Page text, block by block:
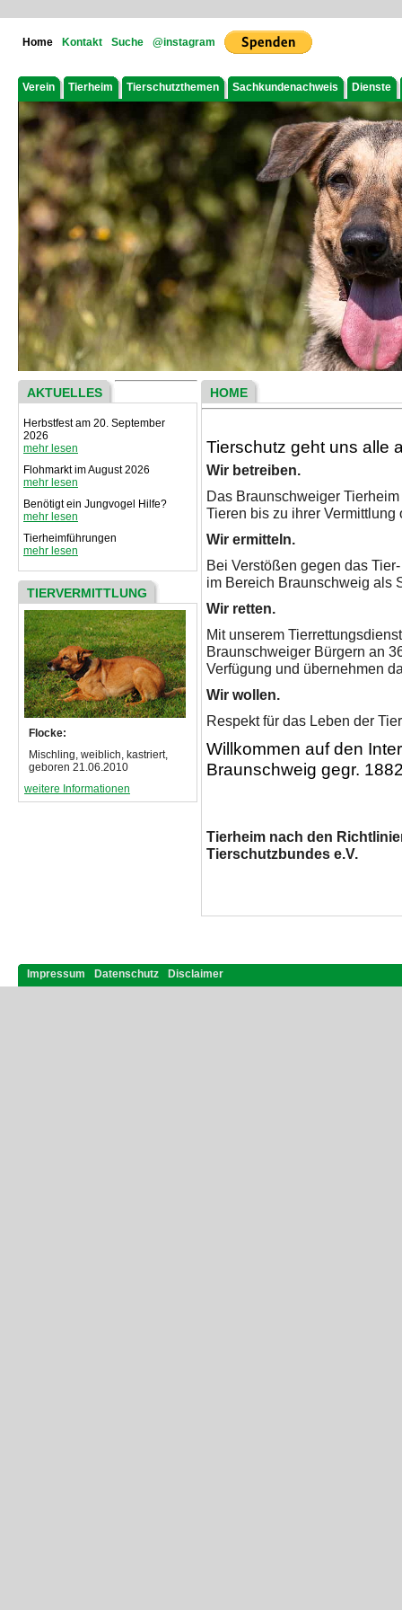
Home Kontakt Suche @instagram
Verein Tierheim Tierschutzthemen Sachkundenachweis Dienste
AKTUELLES
Herbstfest am 20. September
2026
mehr lesen
Flohmarkt im August 2026
mehr lesen
Benötigt ein Jungvogel Hilfe?
mehr lesen
Tierheimführungen
mehr lesen
TIERVERMITTLUNG
Flocke:
Mischling, weiblich, kastriert,
geboren 21.06.2010
weitere Informationen
HOME
Tierschutz geht uns alle
Wir betreiben.
Das Braunschweiger
Tieren bis zu ihrer
Wir ermitteln.
Bei Verstößen gegen das
im Bereich Braunschweig als
Wir retten.
Mit unserem
Braunschweiger Bürgern an
Verfügung und übernehmen
Wir wollen.
Respekt für das Leben der
Willkommen auf den
Braunschweig gegr.
Tierheim nach den
Tierschutzbundes e.V.
Impressum Datenschutz Disclaimer